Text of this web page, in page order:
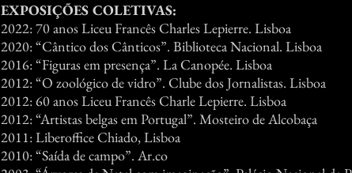
EXPOSIÇÕES COLETIVAS:
2022: 70 anos Liceu Francês Charles Lepierre. Lisboa
2020: “Cântico dos Cânticos”. Biblioteca Nacional. Lisboa
2016: “Figuras em presença”. La Canopée. Lisboa
2012: “O zoológico de vidro”. Clube dos Jornalistas. Lisboa
2012: 60 anos Liceu Francês Charle Lepierre. Lisboa
2012: “Artistas belgas em Portugal”. Mosteiro de Alcobaça
2011: Liberoffice Chiado, Lisboa
2010: “Saída de campo”. Ar.co